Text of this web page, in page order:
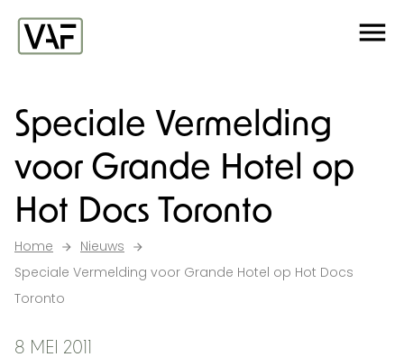
Ga verder naar de inhoud
Speciale Vermelding
voor Grande Hotel op
Hot Docs Toronto
Home
Nieuws
Speciale Vermelding voor Grande Hotel op Hot Docs
Toronto
8 MEI 2011